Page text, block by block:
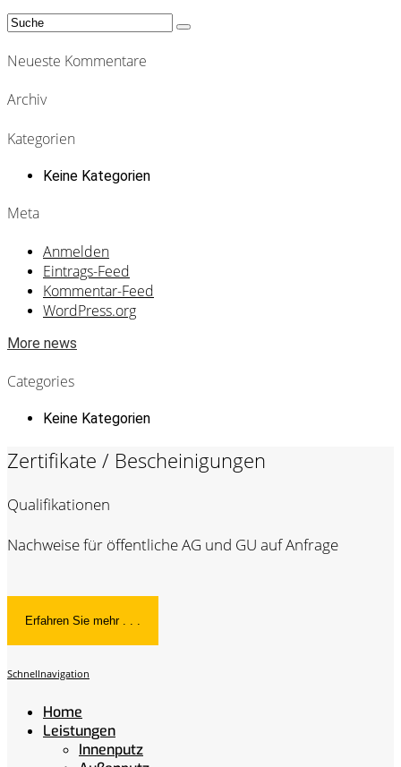
Suchen
nach:
Neueste Kommentare
Archiv
Kategorien
Keine Kategorien
Meta
Anmelden
Eintrags-Feed
Kommentar-Feed
WordPress.org
More news
Categories
Keine Kategorien
Zertifikate / Bescheinigungen
Qualifikationen
Nachweise für öffentliche AG und GU auf Anfrage
Erfahren Sie mehr . . .
Schnellnavigation
Home
Leistungen
Innenputz